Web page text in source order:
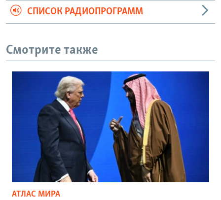
СПИСОК РАДИОПРОГРАММ
Смотрите также
АТЛАС МИРА